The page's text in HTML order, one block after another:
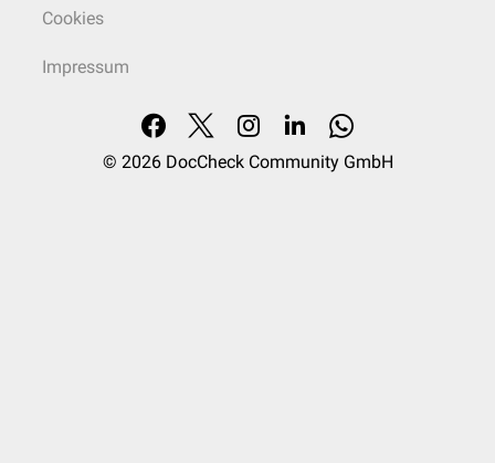
Cookies
Impressum
© 2026 DocCheck Community GmbH